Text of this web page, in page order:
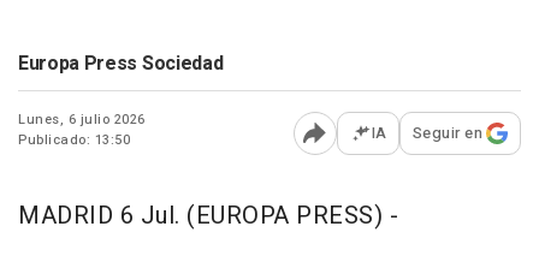
Europa Press Sociedad
Lunes, 6 julio 2026
Publicado: 13:50
Abrir opciones para
IA Seguir en
MADRID 6 Jul. (EUROPA PRESS) -